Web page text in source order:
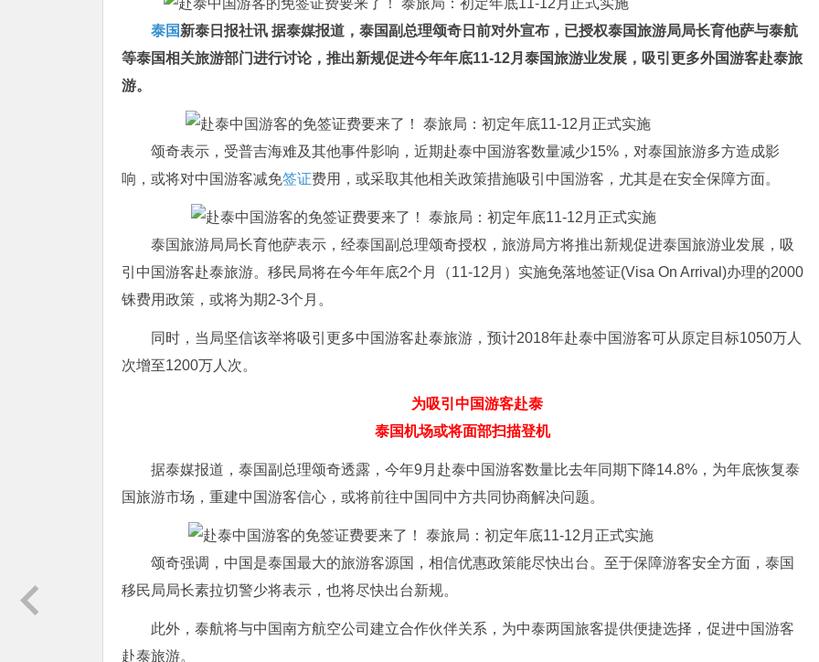
泰国新泰日报社讯 据泰媒报道，泰国副总理颂奇日前对外宣布，已授权泰国旅游局局长育他萨与泰航
等泰国相关旅游部门进行讨论，推出新规促进今年年底11-12月泰国旅游业发展，吸引更多外国游客赴泰旅
游。
颂奇表示，受普吉海难及其他事件影响，近期赴泰中国游客数量减少15%，对泰国旅游多方造成影
响，或将对中国游客减免签证费用，或采取其他相关政策措施吸引中国游客，尤其是在安全保障方面。
泰国旅游局局长育他萨表示，经泰国副总理颂奇授权，旅游局方将推出新规促进泰国旅游业发展，吸
引中国游客赴泰旅游。移民局将在今年年底2个月（11-12月）实施免落地签证(Visa On Arrival)办理的2000
铢费用政策，或将为期2-3个月。
同时，当局坚信该举将吸引更多中国游客赴泰旅游，预计2018年赴泰中国游客可从原定目标1050万人
次增至1200万人次。
为吸引中国游客赴泰
泰国机场或将面部扫描登机
据泰媒报道，泰国副总理颂奇透露，今年9月赴泰中国游客数量比去年同期下降14.8%，为年底恢复泰
国旅游市场，重建中国游客信心，或将前往中国同中方共同协商解决问题。
颂奇强调，中国是泰国最大的旅游客源国，相信优惠政策能尽快出台。至于保障游客安全方面，泰国
移民局局长素拉切警少将表示，也将尽快出台新规。
此外，泰航将与中国南方航空公司建立合作伙伴关系，为中泰两国旅客提供便捷选择，促进中国游客
赴泰旅游。